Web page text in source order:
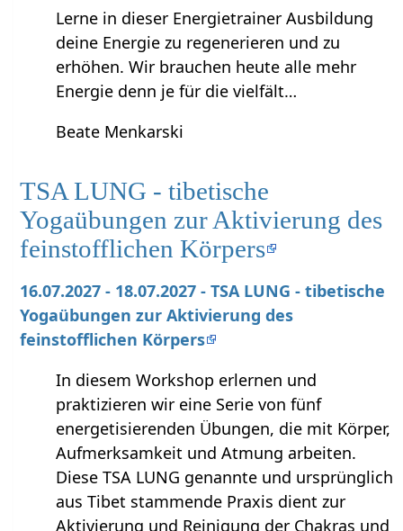
Lerne in dieser Energietrainer Ausbildung
deine Energie zu regenerieren und zu
erhöhen. Wir brauchen heute alle mehr
Energie denn je für die vielfält…
Beate Menkarski
TSA LUNG - tibetische
Yogaübungen zur Aktivierung des
feinstofflichen Körpers
16.07.2027 - 18.07.2027 - TSA LUNG - tibetische
Yogaübungen zur Aktivierung des
feinstofflichen Körpers
In diesem Workshop erlernen und
praktizieren wir eine Serie von fünf
energetisierenden Übungen, die mit Körper,
Aufmerksamkeit und Atmung arbeiten.
Diese TSA LUNG genannte und ursprünglich
aus Tibet stammende Praxis dient zur
Aktivierung und Reinigung der Chakras und